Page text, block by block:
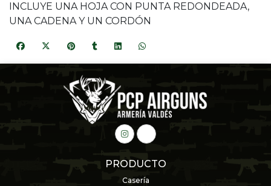
INCLUYE UNA HOJA CON PUNTA REDONDEADA,
UNA CADENA Y UN CORDÓN
PRODUCTO
Casería